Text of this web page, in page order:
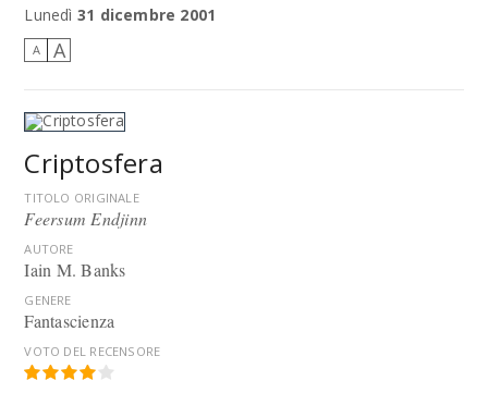
Lunedì 31 dicembre 2001
A A
Criptosfera
TITOLO ORIGINALE
Feersum Endjinn
AUTORE
Iain M. Banks
GENERE
Fantascienza
VOTO DEL RECENSORE